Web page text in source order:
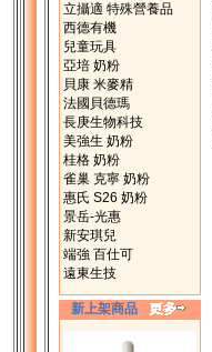
立攝適 特殊營養品
西德有機
兒童玩具
亞培 奶粉
貝康 米麥精
法國貝德瑪
長庚生物科技
美強生 奶粉
桂格 奶粉
雀巢 克寧 奶粉
惠氏 S26 奶粉
景岳-光惠
新安琪兒
端強 百仕可
遠東生技
新上架商品